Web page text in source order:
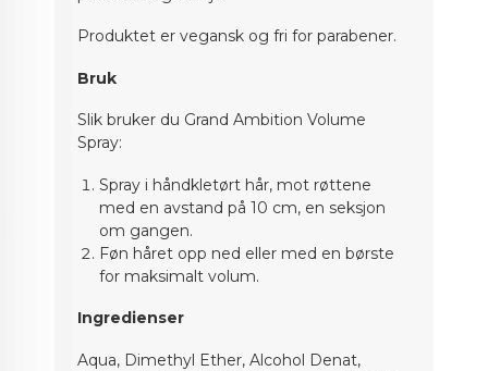
Produktet er vegansk og fri for parabener.
Bruk
Slik bruker du Grand Ambition Volume
Spray:
Spray i håndkletørt hår, mot røttene
med en avstand på 10 cm, en seksjon
om gangen.
Føn håret opp ned eller med en børste
for maksimalt volum.
Ingredienser
Aqua, Dimethyl Ether, Alcohol Denat,